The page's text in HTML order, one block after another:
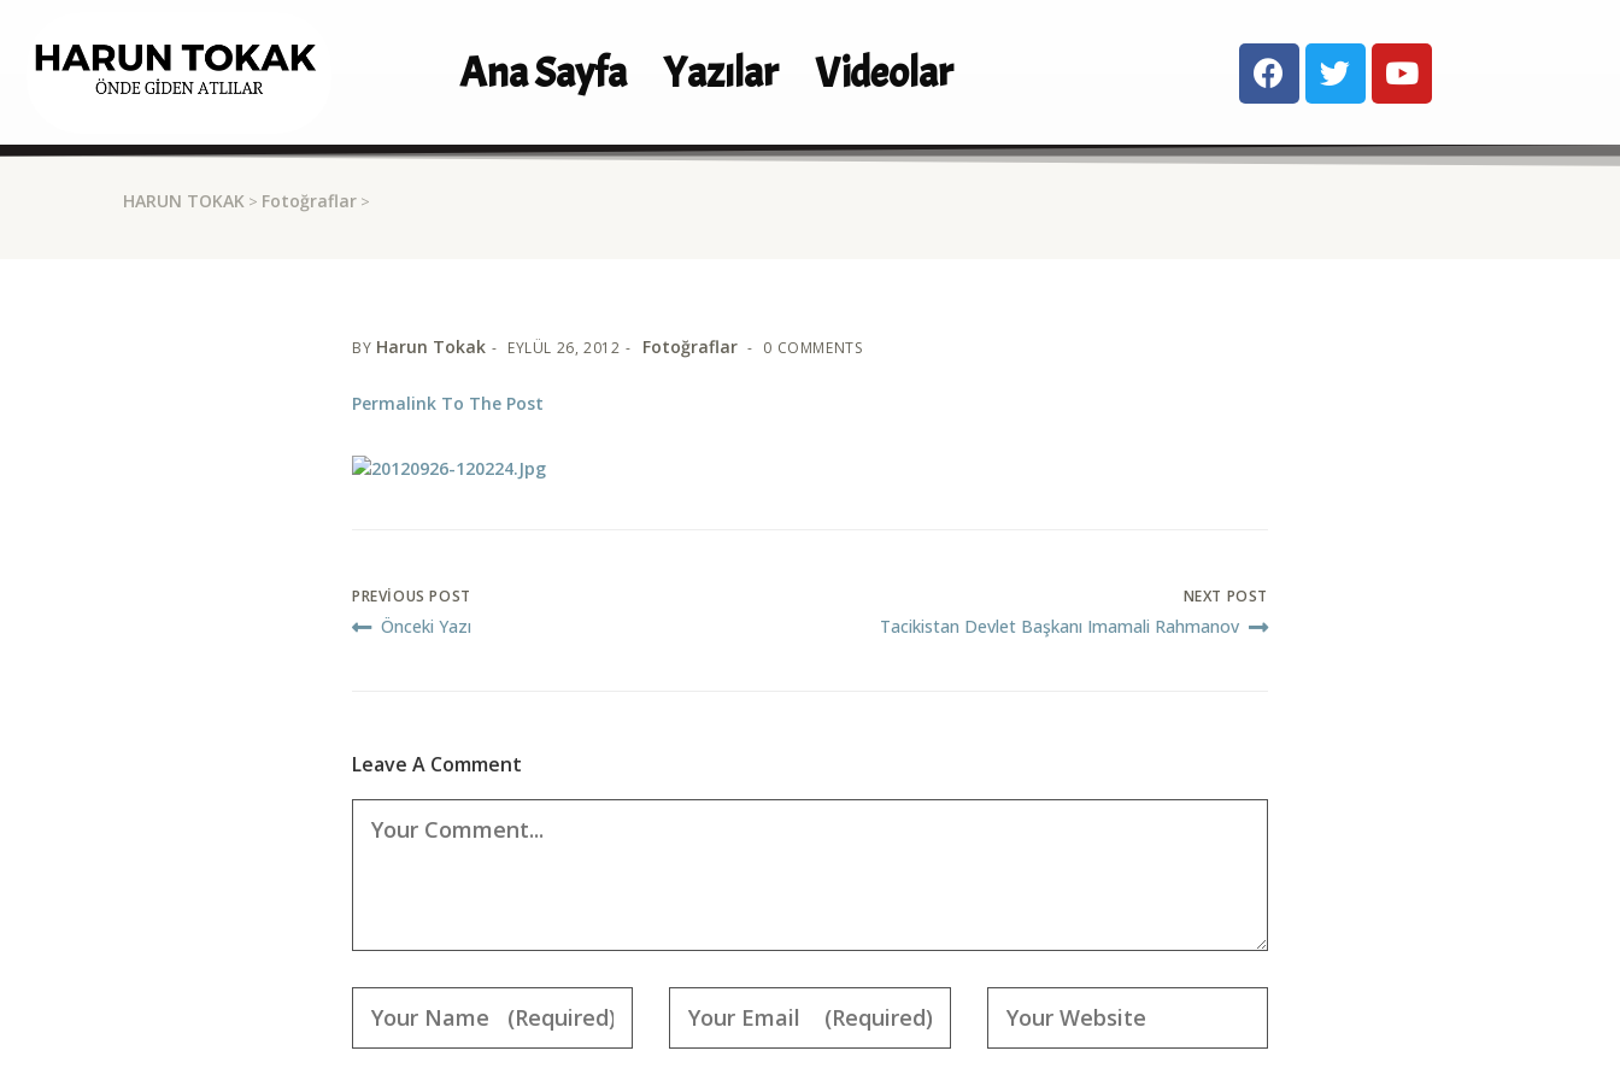
Ana Sayfa Yazılar Videolar
HARUN TOKAK > Fotoğraflar >
BY Harun Tokak EYLÜL 26, 2012 Fotoğraflar 0 COMMENTS
Permalink To The Post
PREVIOUS POST
Önceki Yazı
NEXT POST
Tacikistan Devlet Başkanı Imamali Rahmanov
Leave A Comment